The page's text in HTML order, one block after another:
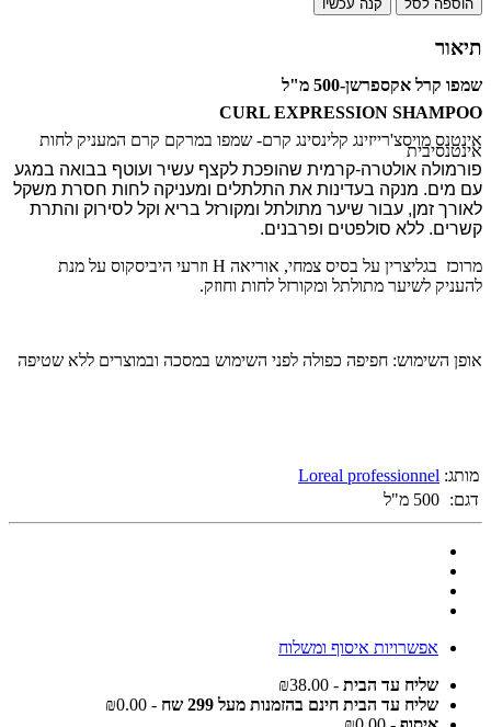
הוספה לסל קנה עכשיו
תיאור
שמפו קרל אקספרשן-500 מ"ל
CURL EXPRESSION SHAMPOO
אינטנס מויסצ'רייזינג קלינסינג קרם- שמפו במרקם קרם המעניק לחות
אינטנסיבית
פורמולה אולטרה-קרמית שהופכת לקצף עשיר ועוטף בבואה במגע
עם מים. מנקה בעדינות את התלתלים ומעניקה לחות חסרת משקל
לאורך זמן, עבור שיער מתולתל ומקורזל בריא וקל לסירוק והתרת
קשרים. ללא סולפטים ופרבנים.
מרוכז בגליצרין על בסיס צמחי, אוריאה H וזרעי היביסקוס על מנת
להעניק לשיער מתולתל ומקורזל לחות וחוזק.
אופן השימוש: חפיפה כפולה לפני השימוש במסכה ובמוצרים ללא שטיפה
מותג: Loreal professionnel
דגם: 500 מ"ל
אפשרויות איסוף ומשלוח
שליח עד הבית - ₪38.00
שליח עד הבית חינם בהזמנות מעל 299 שח
- ₪0.00